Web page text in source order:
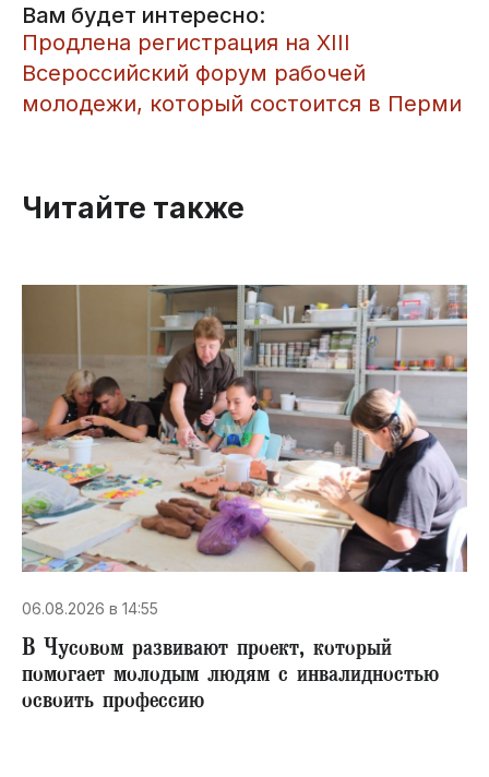
Вам будет интересно:
​Продлена регистрация на XIII
Всероссийский форум рабочей
молодежи, который состоится в Перми
Читайте также
06.08.2026 в 14:55
В Чусовом развивают проект, который
помогает молодым людям с инвалидностью
освоить профессию